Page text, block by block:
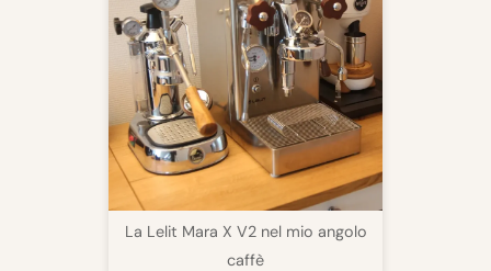
La Lelit Mara X V2 nel mio angolo
caffè